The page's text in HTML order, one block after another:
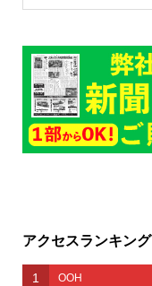
アクセスランキング
1 OOH